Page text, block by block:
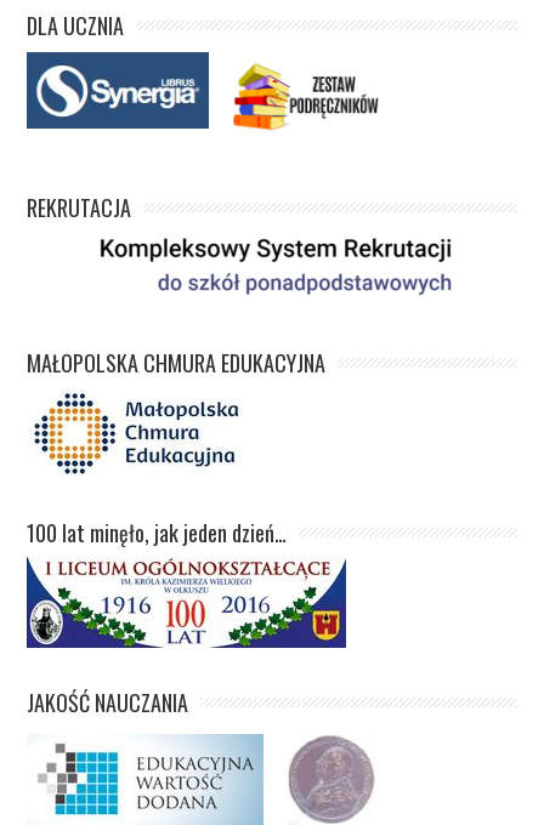
DLA UCZNIA
REKRUTACJA
MAŁOPOLSKA CHMURA EDUKACYJNA
100 lat minęło, jak jeden dzień…
JAKOŚĆ NAUCZANIA